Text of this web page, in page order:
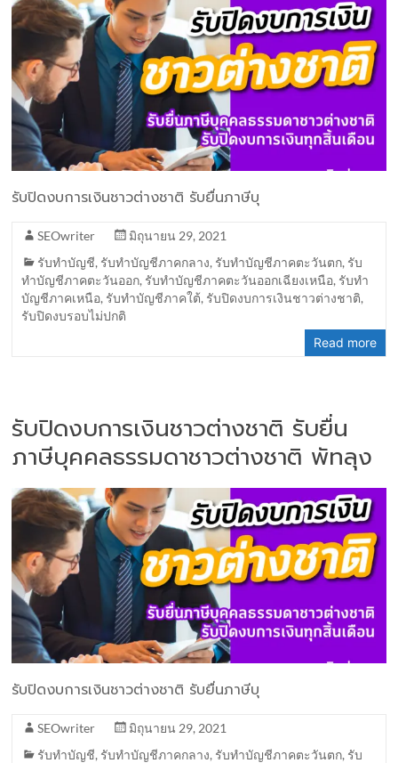
รับปิดงบการเงินชาวต่างชาติ รับยื่นภาษีบุ
SEOwriter
มิถุนายน 29, 2021
รับทำบัญชี, รับทำบัญชีภาคกลาง, รับทำบัญชีภาคตะวันตก, รับ
ทำบัญชีภาคตะวันออก, รับทำบัญชีภาคตะวันออกเฉียงเหนือ, รับทำ
บัญชีภาคเหนือ, รับทำบัญชีภาคใต้, รับปิดงบการเงินชาวต่างชาติ,
รับปิดงบรอบไม่ปกติ
Read more
รับปิดงบการเงินชาวต่างชาติ รับยื่น
ภาษีบุคคลธรรมดาชาวต่างชาติ พัทลุง
รับปิดงบการเงินชาวต่างชาติ รับยื่นภาษีบุ
SEOwriter
มิถุนายน 29, 2021
รับทำบัญชี, รับทำบัญชีภาคกลาง, รับทำบัญชีภาคตะวันตก, รับ